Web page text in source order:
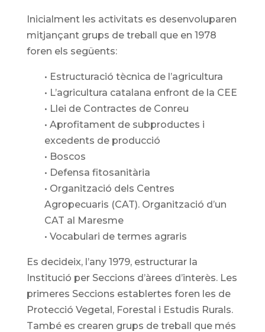
Inicialment les activitats es desenvoluparen
mitjançant grups de treball que en 1978
foren els següents:
• Estructuració tècnica de l’agricultura
• L’agricultura catalana enfront de la CEE
• Llei de Contractes de Conreu
• Aprofitament de subproductes i
excedents de producció
• Boscos
• Defensa fitosanitària
• Organització dels Centres
Agropecuaris (CAT). Organització d’un
CAT al Maresme
• Vocabulari de termes agraris
Es decideix, l’any 1979, estructurar la
Institució per Seccions d’àrees d’interès. Les
primeres Seccions establertes foren les de
Protecció Vegetal, Forestal i Estudis Rurals.
També es crearen grups de treball que més